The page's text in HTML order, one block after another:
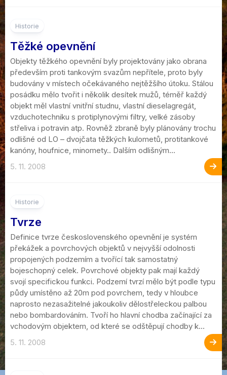
Historie
Těžké opevnění
Objekty těžkého opevnění byly projektovány jako obrana
především proti tankovým svazům nepřítele, proto byly
budovány v místech očekávaného nejtěžšího útoku. Stálou
posádku mělo tvořit i několik desítek mužů, téměř každý
objekt měl vlastní vnitřní studnu, vlastní dieselagregát,
vzduchotechniku s protiplynovými filtry, velké zásoby
střeliva i potravin atp. Rovněž zbraně byly plánovány trochu
odlišné od LO – dvojčata těžkých kulometů, protitankové
kanóny, houfnice, minomety.. Dalším odlišným...
5. 11. 2008
Historie
Tvrze
Definice tvrze československého opevnění je systém
překážek a povrchových objektů v nejvyšší odolnosti
propojených podzemím a tvořící tak samostatný
bojeschopný celek. Povrchové objekty pak mají každý
svojí specifickou funkci. Podzemí tvrzí mělo být podle typu
půdy umístěno až 20m pod povrchem, tedy v hloubce
naprosto nezasažitelné jakoukoliv dělostřeleckou palbou
nebo bombardováním. Tvoří ho hlavní chodba začínající za
vchodovým objektem, od které se odštěpují chodby k...
5. 11. 2008